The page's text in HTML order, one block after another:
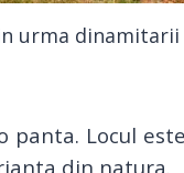
urma
panta. Locul
din natura.